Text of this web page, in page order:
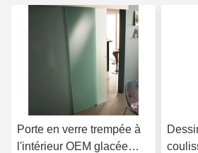
Porte en verre trempée à
l'intérieur OEM glacée